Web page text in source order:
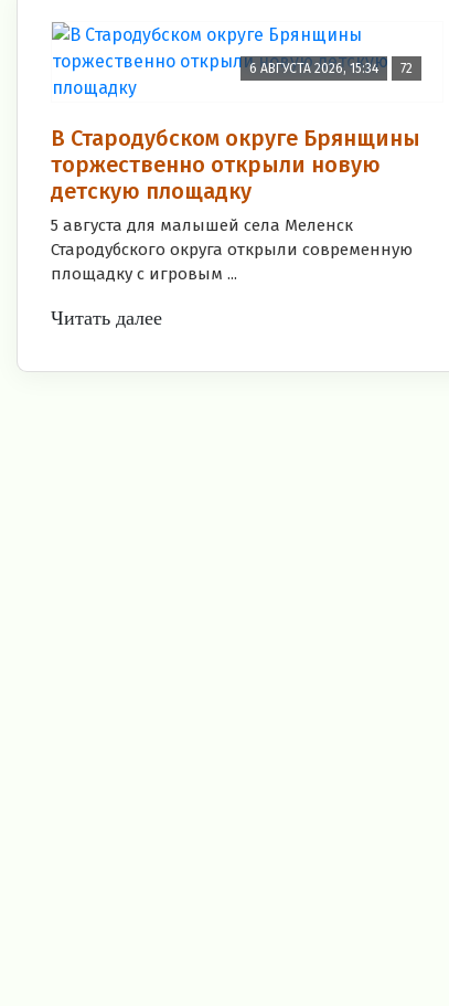
6 АВГУСТА 2026, 15:34 72
В Стародубском округе Брянщины
торжественно открыли новую
детскую площадку
5 августа для малышей села Меленск
Стародубского округа открыли современную
площадку с игровым ...
Читать далее